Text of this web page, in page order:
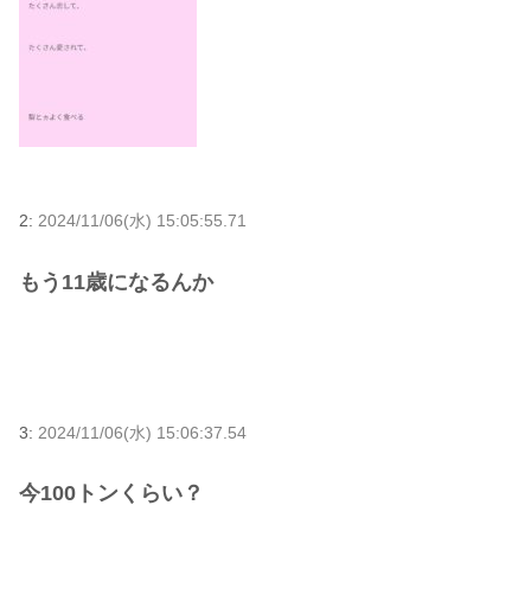
2: 2024/11/06(水) 15:05:55.71
もう11歳になるんか
3: 2024/11/06(水) 15:06:37.54
今100トンくらい？